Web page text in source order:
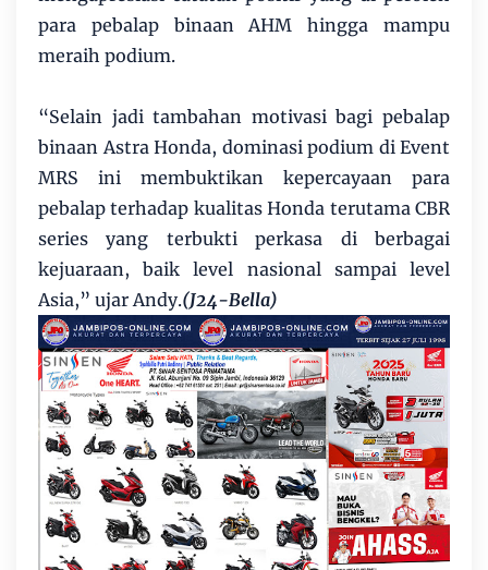
para pebalap binaan AHM hingga mampu
meraih podium.
“Selain jadi tambahan motivasi bagi pebalap
binaan Astra Honda, dominasi podium di Event
MRS ini membuktikan kepercayaan para
pebalap terhadap kualitas Honda terutama CBR
series yang terbukti perkasa di berbagai
kejuaraan, baik level nasional sampai level
Asia,” ujar Andy.(J24-Bella)